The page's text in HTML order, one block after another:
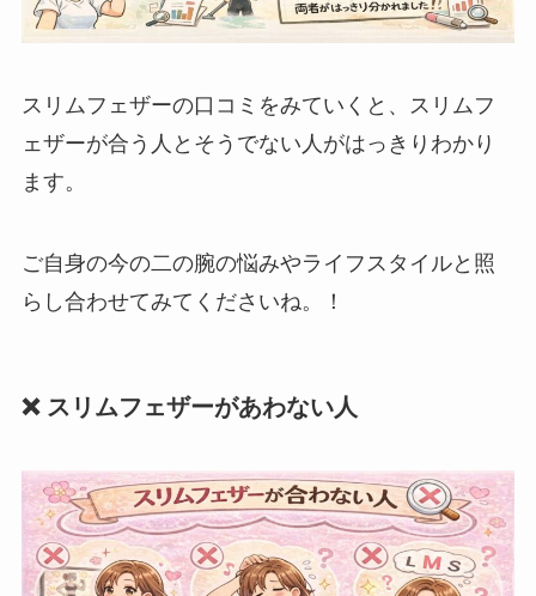
スリムフェザーの口コミをみていくと、スリムフ
ェザーが合う人とそうでない人がはっきりわかり
ます。
ご自身の今の二の腕の悩みやライフスタイルと照
らし合わせてみてくださいね。！
❌ スリムフェザーがあわない人